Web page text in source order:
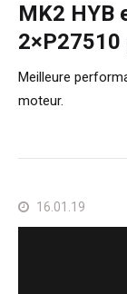
MK2 HYB
Meilleure
moteur.
16.01.19